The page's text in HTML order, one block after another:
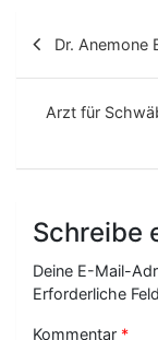
r
g
Dr. Anemone
Arzt für
Schreibe
Deine E-Mail-
Erforderliche
Kommentar *